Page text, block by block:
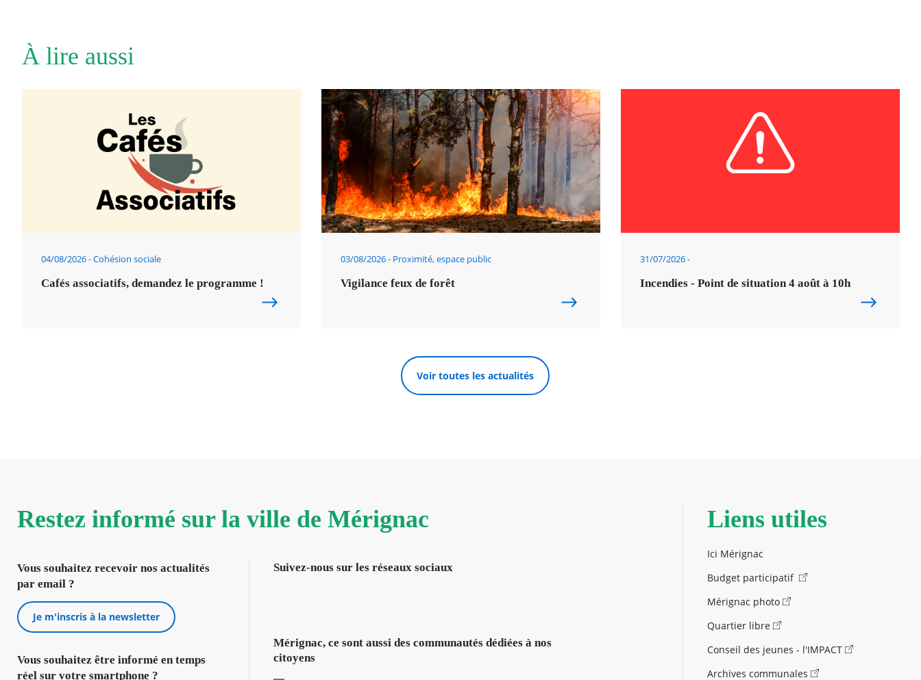
À lire aussi
04/08/2026 Cohésion sociale
Cafés associatifs, demandez le programme !
03/08/2026 Proximité, espace public
Vigilance feux de forêt
31/07/2026
Incendies - Point de situation 4 août à 10h
Voir toutes les actualités
Restez informé sur la ville de Mérignac
Vous souhaitez recevoir nos actualités
par email ?
Je m'inscris à la newsletter
Vous souhaitez être informé en temps
réel sur votre smartphone ?
Suivez-nous sur les réseaux sociaux
Mérignac, ce sont aussi des communautés dédiées à nos
citoyens
Liens utiles
Ici Mérignac
Budget participatif
Mérignac photo
Quartier libre
Conseil des jeunes - l'IMPACT
Archives communales